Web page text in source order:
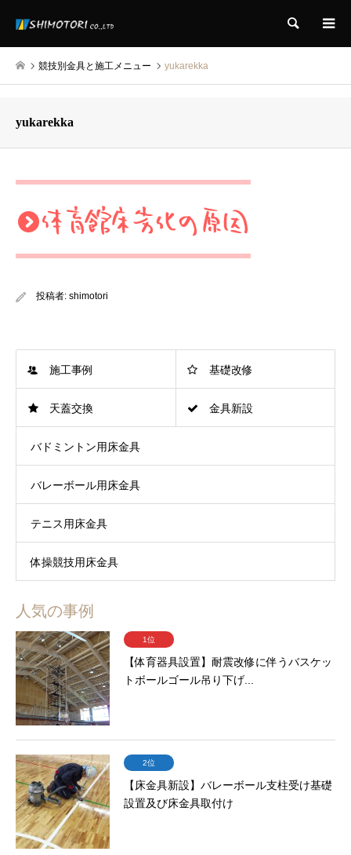
検索
競技別金具と施工メニュー yukarekka
yukarekka
投稿者: shimotori
施工事例 基礎改修
天蓋交換 金具新設
バドミントン用床金具
バレーボール用床金具
テニス用床金具
体操競技用床金具
人気の事例
1位
【体育器具設置】耐震改修に伴うバスケッ
トボールゴール吊り下げ...
2位
【床金具新設】バレーボール支柱受け基礎
設置及び床金具取付け